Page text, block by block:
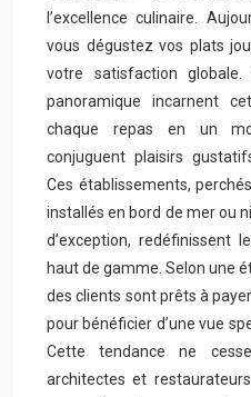
l’excellence culinaire.
vous dégustez vos plats
votre satisfaction
panoramique incarnent
chaque repas en un
conjuguent plaisirs
Ces établissements,
installés en bord de mer ou
d’exception, redéfinissent
haut de gamme. Selon une
des clients sont prêts à
pour bénéficier d’une vue
Cette tendance ne
architectes et